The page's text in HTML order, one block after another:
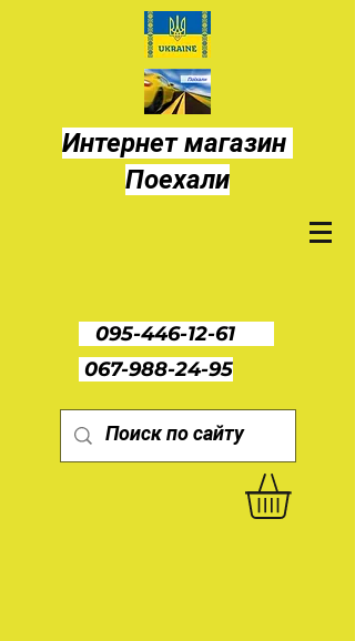
Интернет магазин
Поехали
095-446-12-61
067-988-24-95